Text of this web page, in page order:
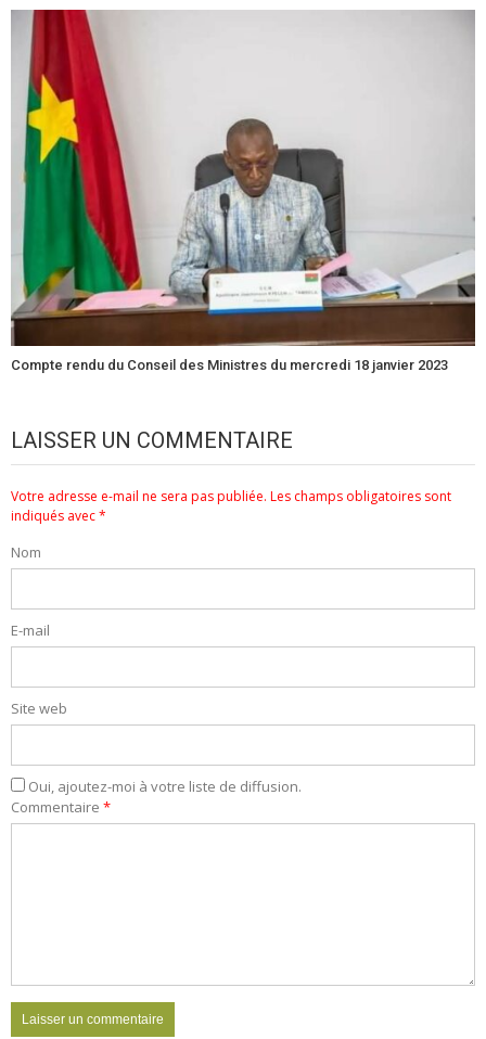
Compte rendu du Conseil des Ministres du mercredi 18 janvier 2023
LAISSER UN COMMENTAIRE
Votre adresse e-mail ne sera pas publiée. Les champs obligatoires sont
indiqués avec*
Nom
E-mail
Site web
Oui, ajoutez-moi à votre liste de diffusion.
Commentaire *